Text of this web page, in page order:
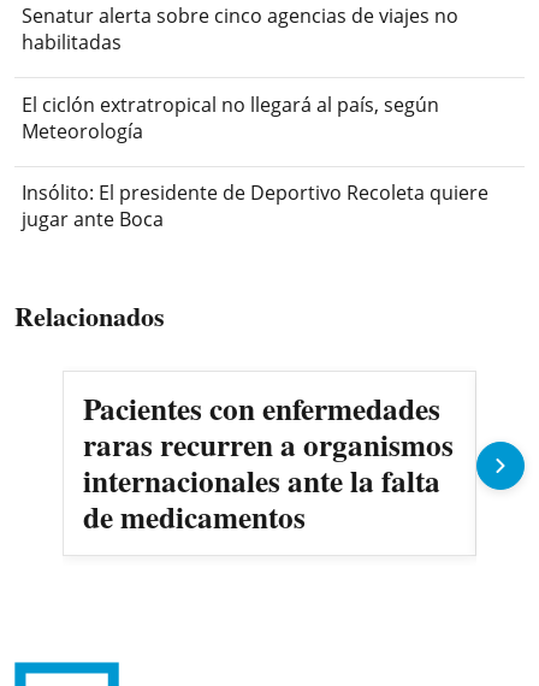
Senatur alerta sobre cinco agencias de viajes no
habilitadas
El ciclón extratropical no llegará al país, según
Meteorología
Insólito: El presidente de Deportivo Recoleta quiere
jugar ante Boca
Relacionados
Pacientes con enfermedades
raras recurren a organismos
internacionales ante la falta
de medicamentos
en